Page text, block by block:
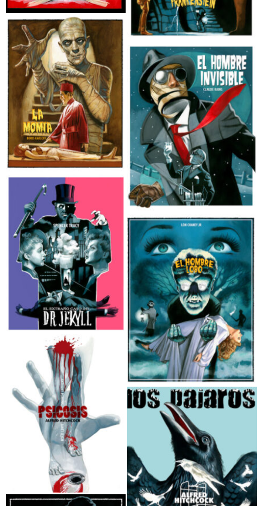
Fernando Vicente
El Fantasma de la ópera Fernando
Vicente
Dracula Fernando Vicente
El Doctor Frankenstein Fernando
Vicente
La Momia Fernando Vicente
El Hombre invisible Fernando Vicente
El Extraño caso del Doctor Jekyll
Fernando Vicente